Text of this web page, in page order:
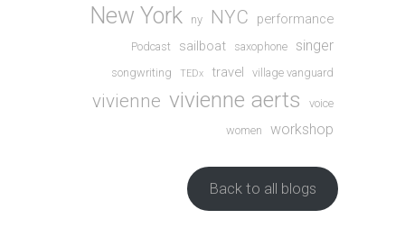
New York ny NYC performance
Podcast sailboat saxophone singer
songwriting TEDx travel village vanguard
vivienne vivienne aerts
voice
women
workshop
Back to all blogs